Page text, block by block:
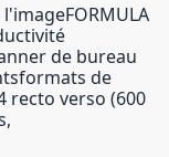
de bureau
de
recto verso (600